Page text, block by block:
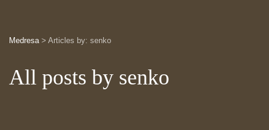
Medresa> Articles by: senko
All posts by senko